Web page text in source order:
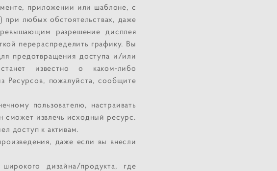
приложении или шаблоне, с
любых обстоятельствах, даже
разрешение дисплея
перераспределить графику. Вы
предотвращения доступа и/или
известно о каком-либо
Ресурсов, пожалуйста, сообщите
пользователю, настраивать
извлечь исходный ресурс.
доступ к активам.
даже если вы внесли
дизайна/продукта, где